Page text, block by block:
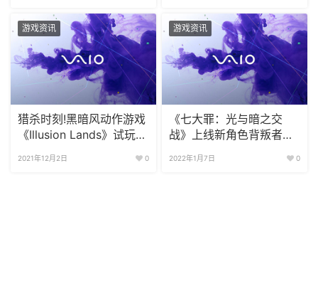
游戏资讯
猎杀时刻!黑暗风动作游戏
《Illusion Lands》试玩版
2021年12月2日 0
游戏资讯
《七大罪：光与暗之交
战》上线新角色背叛者梅
2022年1月7日 0